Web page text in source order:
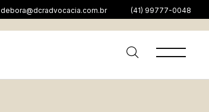
debora@dcradvocacia.com.br (41) 99777-0048